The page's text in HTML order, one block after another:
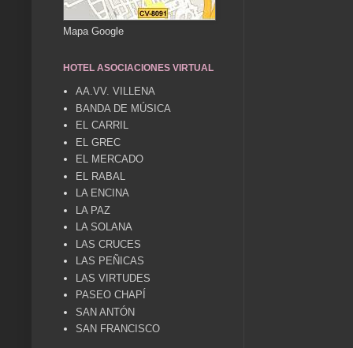
Mapa Google
HOTEL ASOCIACIONES VIRTUAL
AA.VV. VILLENA
BANDA DE MÚSICA
EL CARRIL
EL GREC
EL MERCADO
EL RABAL
LA ENCINA
LA PAZ
LA SOLANA
LAS CRUCES
LAS PEÑICAS
LAS VIRTUDES
PASEO CHAPÍ
SAN ANTÓN
SAN FRANCISCO